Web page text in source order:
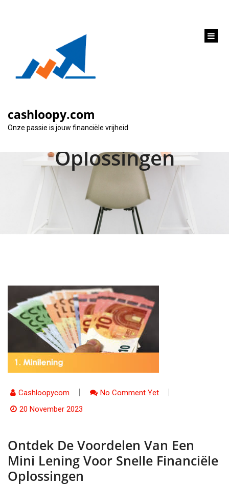
cashloopy.com
Onze passie is jouw financiële vrijheid
Ontdek de Voordelen
van een Mini Lening
voor Snelle Financiële
Oplossingen
Cashloopycom
No Comment Yet
20 November 2023
Ontdek De Voordelen Van Een
Mini Lening Voor Snelle Financiële
Oplossingen